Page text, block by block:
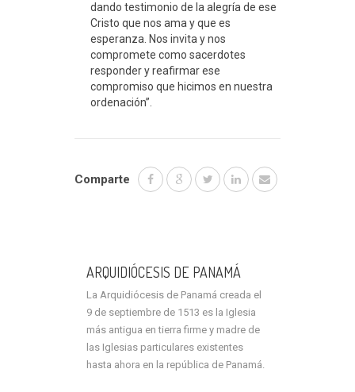
dando testimonio de la alegría de ese
Cristo que nos ama y que es
esperanza. Nos invita y nos
compromete como sacerdotes
responder y reafirmar ese
compromiso que hicimos en nuestra
ordenación”.
Comparte
ARQUIDIÓCESIS DE PANAMÁ
La Arquidiócesis de Panamá creada el
9 de septiembre de 1513 es la Iglesia
más antigua en tierra firme y madre de
las Iglesias particulares existentes
hasta ahora en la república de Panamá.